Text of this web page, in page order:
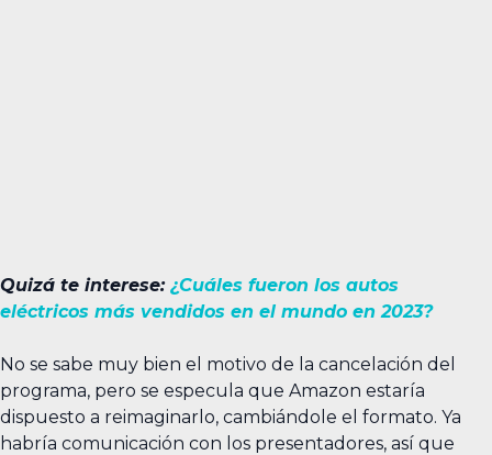
Quizá te interese: ¿Cuáles fueron los autos
eléctricos más vendidos en el mundo en 2023?
No se sabe muy bien el motivo de la cancelación del
programa, pero se especula que Amazon estaría
dispuesto a reimaginarlo, cambiándole el formato. Ya
habría comunicación con los presentadores, así que